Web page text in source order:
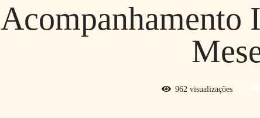
962 visualizações